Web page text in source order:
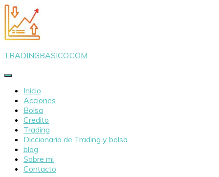
Saltar
al
contenido
TRADINGBASICO.COM
Inicio
Acciones
Bolsa
Credito
Trading
Diccionario de Trading y bolsa
blog
Sobre mi
Contacto